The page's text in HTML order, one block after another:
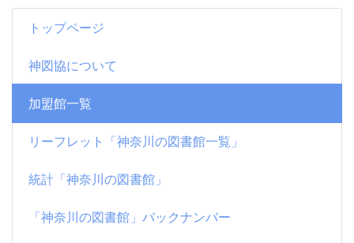
トップページ
神図協について
加盟館一覧
リーフレット「神奈川の図書館一覧」
統計「神奈川の図書館」
「神奈川の図書館」バックナンバー